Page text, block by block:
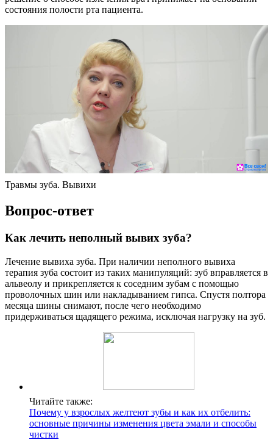
состояния полости рта пациента.
Травмы зуба. Вывихи
Вопрос-ответ
Как лечить неполный вывих зуба?
Лечение вывиха зуба. При наличии неполного вывиха
терапия зуба состоит из таких манипуляций: зуб вправляется в
альвеолу и прикрепляется к соседним зубам с помощью
проволочных шин или накладыванием гипса. Спустя полтора
месяца шины снимают, после чего необходимо
придерживаться щадящего режима, исключая нагрузку на зуб.
Читайте также:
Почему у взрослых желтеют зубы и как их отбелить:
основные причины изменения цвета эмали и способы
чистки